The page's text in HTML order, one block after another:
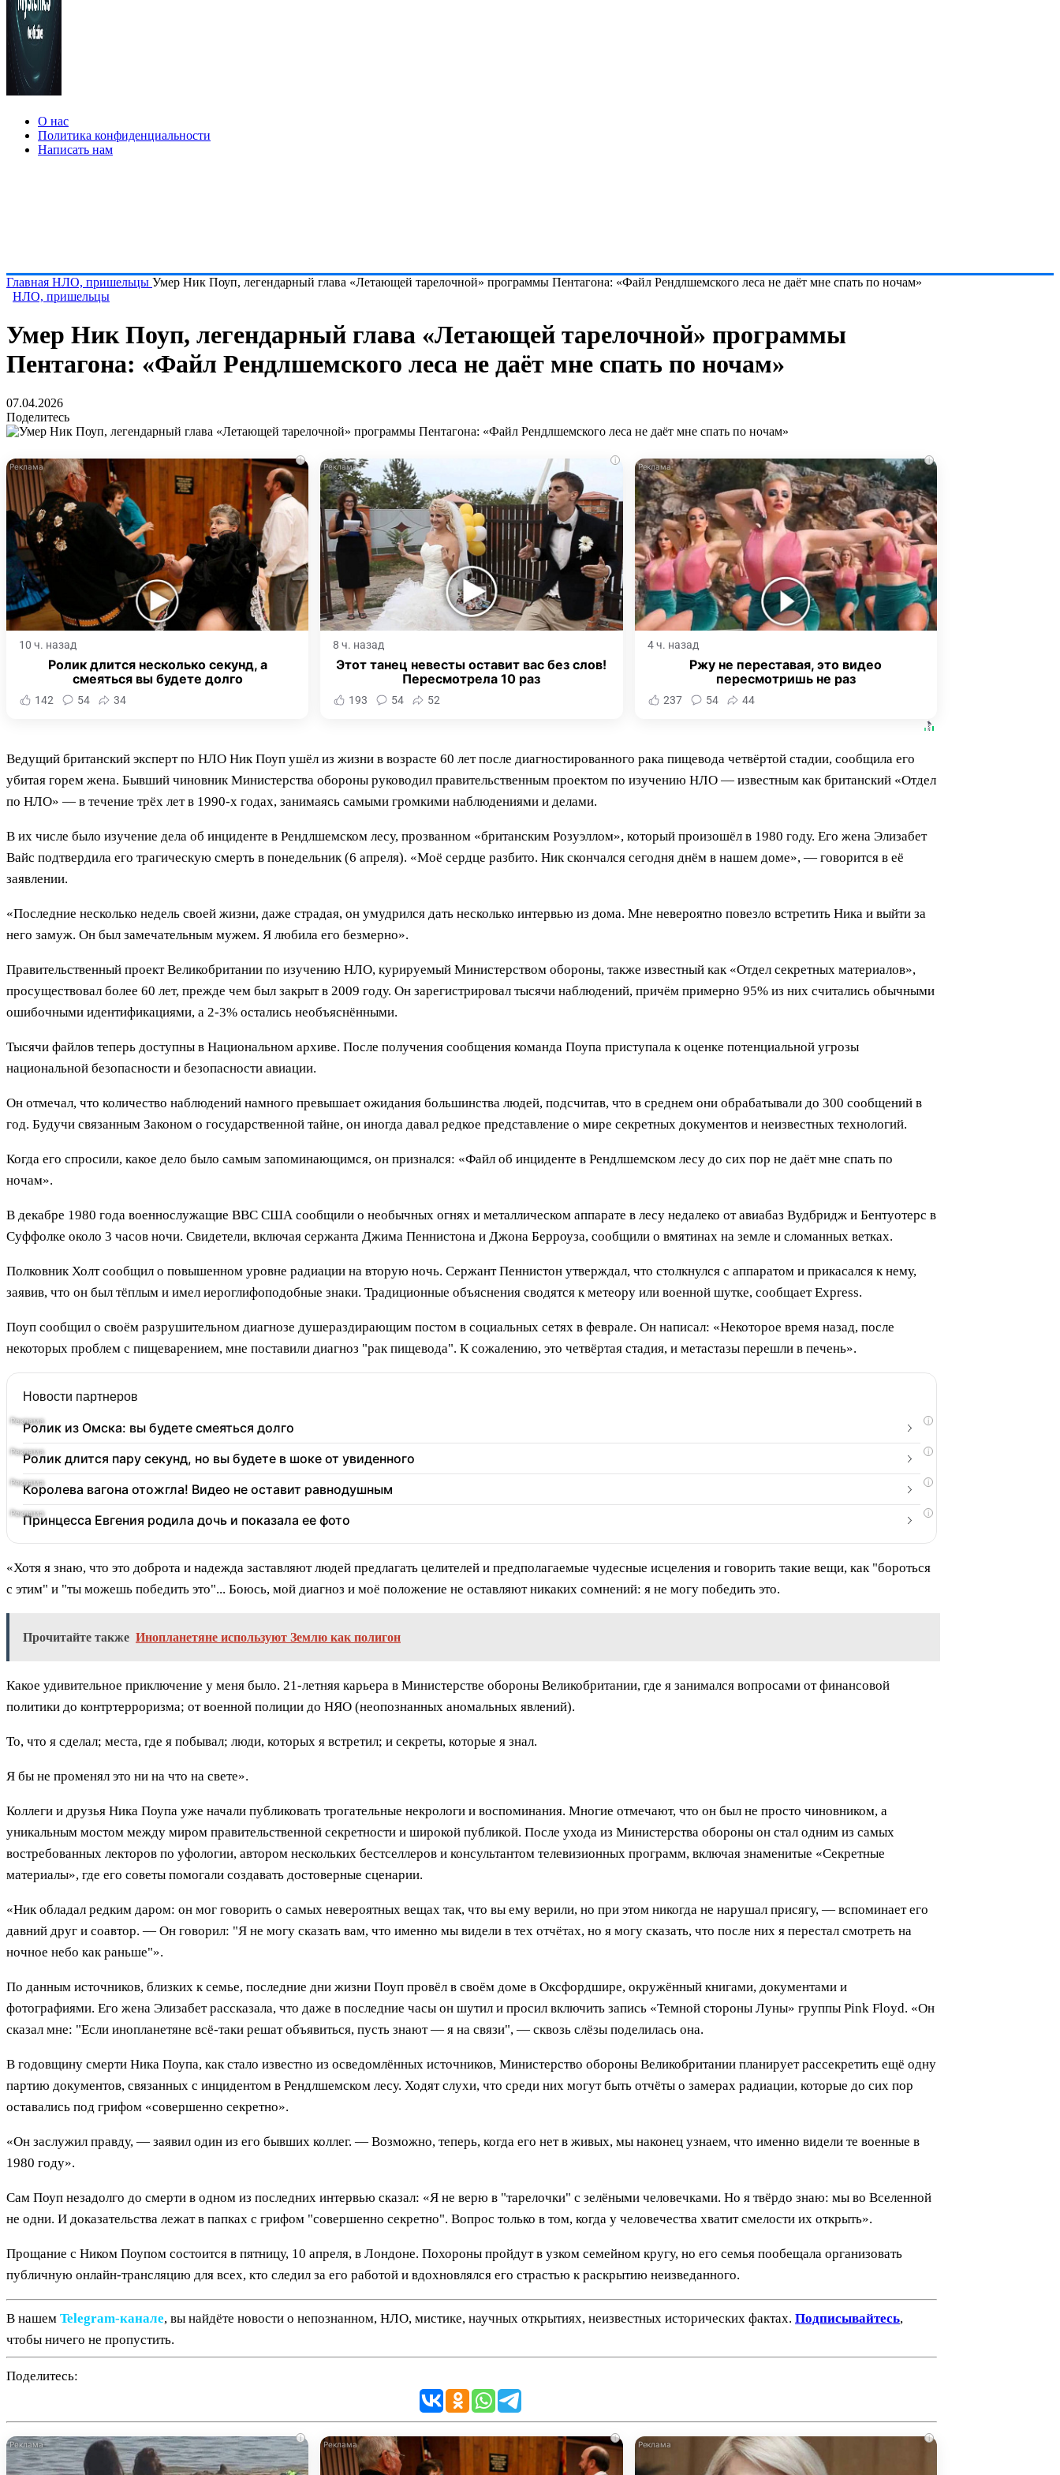
О нас
Политика конфиденциальности
Написать нам
Главная НЛО, пришельцы Умер Ник Поуп, легендарный глава «Летающей тарелочной» программы Пентагона: «Файл Рендлшемского леса не даёт мне спать по ночам»
НЛО, пришельцы
Умер Ник Поуп, легендарный глава «Летающей тарелочной» программы
Пентагона: «Файл Рендлшемского леса не даёт мне спать по ночам»
07.04.2026
Поделитесь
i
10 ч. назад
Ролик длится несколько секунд, а
смеяться вы будете долго
142 54 34
i
8 ч. назад
Этот танец невесты оставит вас без слов!
Пересмотрела 10 раз
193 54 52
i
4 ч. назад
Ржу не переставая, это видео
пересмотришь не раз
237 54 44
Ведущий британский эксперт по НЛО Ник Поуп ушёл из жизни в возрасте 60 лет после диагностированного рака пищевода четвёртой стадии, сообщила его
убитая горем жена. Бывший чиновник Министерства обороны руководил правительственным проектом по изучению НЛО — известным как британский «Отдел
по НЛО» — в течение трёх лет в 1990-х годах, занимаясь самыми громкими наблюдениями и делами.
В их числе было изучение дела об инциденте в Рендлшемском лесу, прозванном «британским Розуэллом», который произошёл в 1980 году. Его жена Элизабет
Вайс подтвердила его трагическую смерть в понедельник (6 апреля). «Моё сердце разбито. Ник скончался сегодня днём в нашем доме», — говорится в её
заявлении.
«Последние несколько недель своей жизни, даже страдая, он умудрился дать несколько интервью из дома. Мне невероятно повезло встретить Ника и выйти за
него замуж. Он был замечательным мужем. Я любила его безмерно».
Правительственный проект Великобритании по изучению НЛО, курируемый Министерством обороны, также известный как «Отдел секретных материалов»,
просуществовал более 60 лет, прежде чем был закрыт в 2009 году. Он зарегистрировал тысячи наблюдений, причём примерно 95% из них считались обычными
ошибочными идентификациями, а 2-3% остались необъяснёнными.
Тысячи файлов теперь доступны в Национальном архиве. После получения сообщения команда Поупа приступала к оценке потенциальной угрозы
национальной безопасности и безопасности авиации.
Он отмечал, что количество наблюдений намного превышает ожидания большинства людей, подсчитав, что в среднем они обрабатывали до 300 сообщений в
год. Будучи связанным Законом о государственной тайне, он иногда давал редкое представление о мире секретных документов и неизвестных технологий.
Когда его спросили, какое дело было самым запоминающимся, он признался: «Файл об инциденте в Рендлшемском лесу до сих пор не даёт мне спать по
ночам».
В декабре 1980 года военнослужащие ВВС США сообщили о необычных огнях и металлическом аппарате в лесу недалеко от авиабаз Вудбридж и Бентуотерс в
Суффолке около 3 часов ночи. Свидетели, включая сержанта Джима Пеннистона и Джона Берроуза, сообщили о вмятинах на земле и сломанных ветках.
Полковник Холт сообщил о повышенном уровне радиации на вторую ночь. Сержант Пеннистон утверждал, что столкнулся с аппаратом и прикасался к нему,
заявив, что он был тёплым и имел иероглифоподобные знаки. Традиционные объяснения сводятся к метеору или военной шутке, сообщает Express.
Поуп сообщил о своём разрушительном диагнозе душераздирающим постом в социальных сетях в феврале. Он написал: «Некоторое время назад, после
некоторых проблем с пищеварением, мне поставили диагноз "рак пищевода". К сожалению, это четвёртая стадия, и метастазы перешли в печень».
Новости партнеров
i
Ролик из Омска: вы будете смеяться долго
i
Ролик длится пару секунд, но вы будете в шоке от увиденного
i
Королева вагона отожгла! Видео не оставит равнодушным
i
Принцесса Евгения родила дочь и показала ее фото
«Хотя я знаю, что это доброта и надежда заставляют людей предлагать целителей и предполагаемые чудесные исцеления и говорить такие вещи, как "бороться
с этим" и "ты можешь победить это"... Боюсь, мой диагноз и моё положение не оставляют никаких сомнений: я не могу победить это.
Прочитайте также Инопланетяне используют Землю как полигон
Какое удивительное приключение у меня было. 21-летняя карьера в Министерстве обороны Великобритании, где я занимался вопросами от финансовой
политики до контртерроризма; от военной полиции до НЯО (неопознанных аномальных явлений).
То, что я сделал; места, где я побывал; люди, которых я встретил; и секреты, которые я знал.
Я бы не променял это ни на что на свете».
Коллеги и друзья Ника Поупа уже начали публиковать трогательные некрологи и воспоминания. Многие отмечают, что он был не просто чиновником, а
уникальным мостом между миром правительственной секретности и широкой публикой. После ухода из Министерства обороны он стал одним из самых
востребованных лекторов по уфологии, автором нескольких бестселлеров и консультантом телевизионных программ, включая знаменитые «Секретные
материалы», где его советы помогали создавать достоверные сценарии.
«Ник обладал редким даром: он мог говорить о самых невероятных вещах так, что вы ему верили, но при этом никогда не нарушал присягу, — вспоминает его
давний друг и соавтор. — Он говорил: "Я не могу сказать вам, что именно мы видели в тех отчётах, но я могу сказать, что после них я перестал смотреть на
ночное небо как раньше"».
По данным источников, близких к семье, последние дни жизни Поуп провёл в своём доме в Оксфордшире, окружённый книгами, документами и
фотографиями. Его жена Элизабет рассказала, что даже в последние часы он шутил и просил включить запись «Темной стороны Луны» группы Pink Floyd. «Он
сказал мне: "Если инопланетяне всё-таки решат объявиться, пусть знают — я на связи", — сквозь слёзы поделилась она.
В годовщину смерти Ника Поупа, как стало известно из осведомлённых источников, Министерство обороны Великобритании планирует рассекретить ещё одну
партию документов, связанных с инцидентом в Рендлшемском лесу. Ходят слухи, что среди них могут быть отчёты о замерах радиации, которые до сих пор
оставались под грифом «совершенно секретно».
«Он заслужил правду, — заявил один из его бывших коллег. — Возможно, теперь, когда его нет в живых, мы наконец узнаем, что именно видели те военные в
1980 году».
Сам Поуп незадолго до смерти в одном из последних интервью сказал: «Я не верю в "тарелочки" с зелёными человечками. Но я твёрдо знаю: мы во Вселенной
не одни. И доказательства лежат в папках с грифом "совершенно секретно". Вопрос только в том, когда у человечества хватит смелости их открыть».
Прощание с Ником Поупом состоится в пятницу, 10 апреля, в Лондоне. Похороны пройдут в узком семейном кругу, но его семья пообещала организовать
публичную онлайн-трансляцию для всех, кто следил за его работой и вдохновлялся его страстью к раскрытию неизведанного.
В нашем Telegram‑канале, вы найдёте новости о непознанном, НЛО, мистике, научных открытиях, неизвестных исторических фактах. Подписывайтесь,
чтобы ничего не пропустить.
Поделитесь:
i i i